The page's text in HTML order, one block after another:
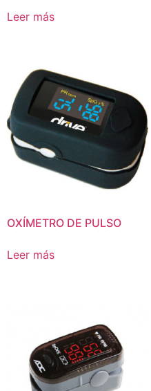
Leer más
OXÍMETRO DE PULSO
Leer más